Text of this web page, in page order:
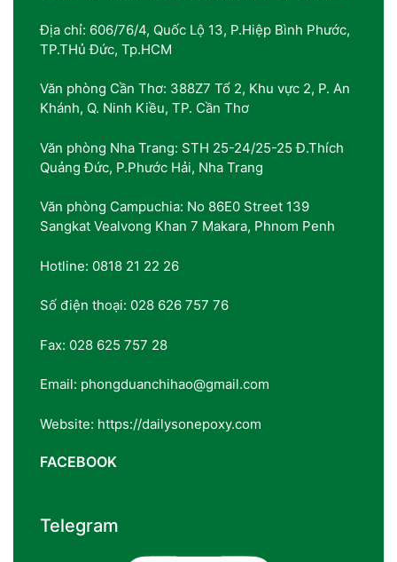
Địa chỉ: 606/76/4, Quốc Lộ 13, P.Hiệp Bình Phước,
TP.THủ Đức, Tp.HCM
Văn phòng Cần Thơ: 388Z7 Tổ 2, Khu vực 2, P. An
Khánh, Q. Ninh Kiều, TP. Cần Thơ
Văn phòng Nha Trang: STH 25-24/25-25 Đ.Thích
Quảng Đức, P.Phước Hải, Nha Trang
Văn phòng Campuchia: No 86E0 Street 139
Sangkat Vealvong Khan 7 Makara, Phnom Penh
Hotline: 0818 21 22 26
Số điện thoại: 028 626 757 76
Fax: 028 625 757 28
Email: phongduanchihao@gmail.com
Website: https://dailysonepoxy.com
FACEBOOK
Telegram